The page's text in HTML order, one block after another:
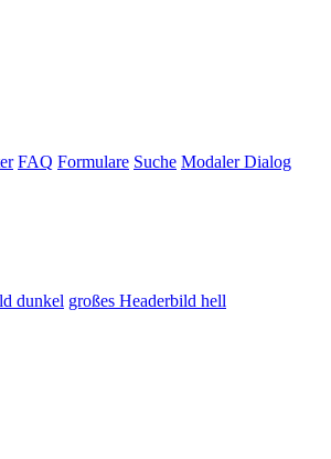
FAQ Formulare Suche Modaler Dialog
dunkel großes Headerbild hell